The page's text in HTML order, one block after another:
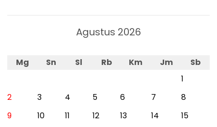
Agustus 2026
Mg Sn Sl Rb Km Jm
Sb
1
2
3 4 5 6 7
8
9
10 11 12 13 14
15